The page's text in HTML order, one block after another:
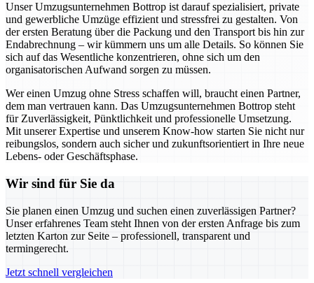
Unser Umzugsunternehmen Bottrop ist darauf spezialisiert, private
und gewerbliche Umzüge effizient und stressfrei zu gestalten. Von
der ersten Beratung über die Packung und den Transport bis hin zur
Endabrechnung – wir kümmern uns um alle Details. So können Sie
sich auf das Wesentliche konzentrieren, ohne sich um den
organisatorischen Aufwand sorgen zu müssen.
Wer einen Umzug ohne Stress schaffen will, braucht einen Partner,
dem man vertrauen kann. Das Umzugsunternehmen Bottrop steht
für Zuverlässigkeit, Pünktlichkeit und professionelle Umsetzung.
Mit unserer Expertise und unserem Know-how starten Sie nicht nur
reibungslos, sondern auch sicher und zukunftsorientiert in Ihre neue
Lebens- oder Geschäftsphase.
Wir sind für Sie da
Sie planen einen Umzug und suchen einen zuverlässigen Partner?
Unser erfahrenes Team steht Ihnen von der ersten Anfrage bis zum
letzten Karton zur Seite – professionell, transparent und
termingerecht.
Jetzt schnell vergleichen